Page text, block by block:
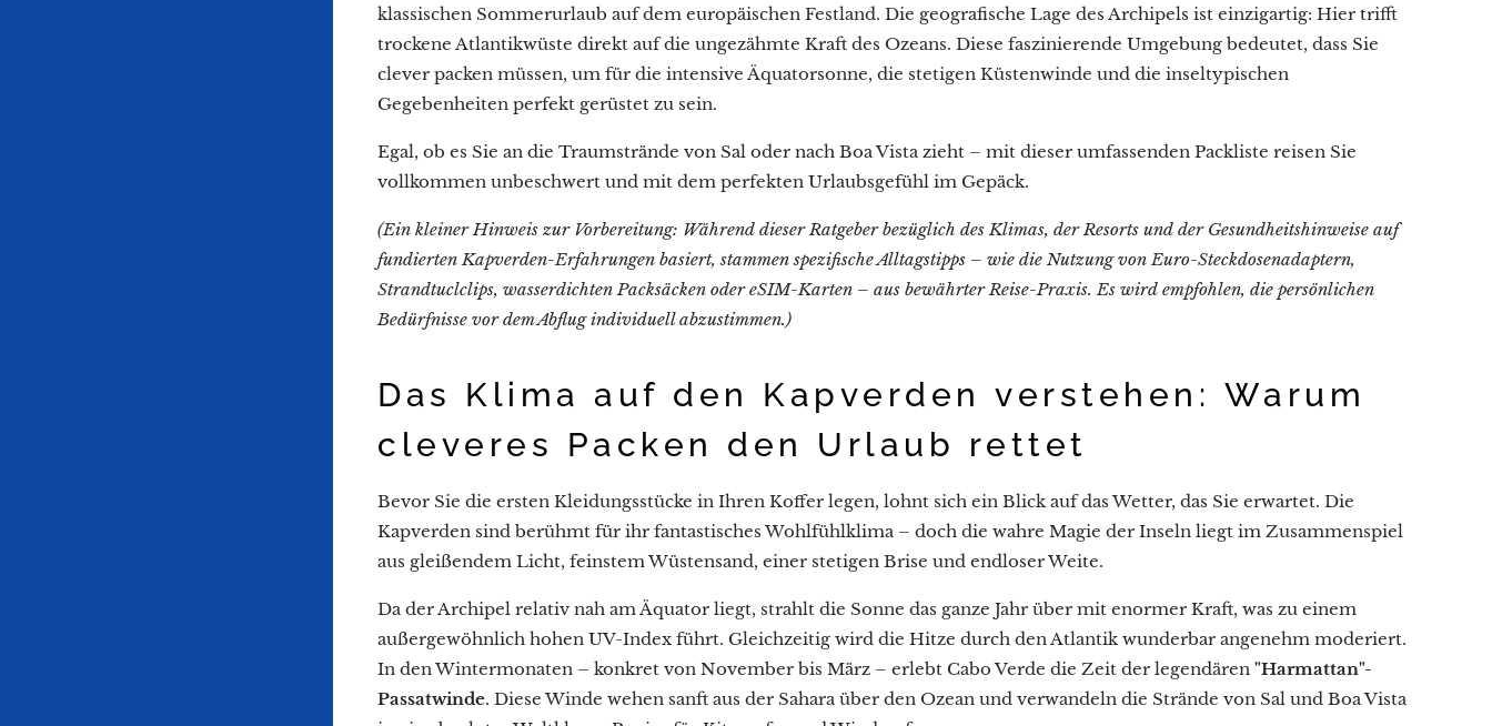
klassischen Sommerurlaub auf dem europäischen Festland. Die geografische Lage des Archipels ist einzigartig: Hier trifft
trockene Atlantikwüste direkt auf die ungezähmte Kraft des Ozeans. Diese faszinierende Umgebung bedeutet, dass Sie
clever packen müssen, um für die intensive Äquatorsonne, die stetigen Küstenwinde und die inseltypischen
Gegebenheiten perfekt gerüstet zu sein.
Egal, ob es Sie an die Traumstrände von Sal oder nach Boa Vista zieht – mit dieser umfassenden Packliste reisen Sie
vollkommen unbeschwert und mit dem perfekten Urlaubsgefühl im Gepäck.
(Ein kleiner Hinweis zur Vorbereitung: Während dieser Ratgeber bezüglich des Klimas, der Resorts und der Gesundheitshinweise auf
fundierten Kapverden-Erfahrungen basiert, stammen spezifische Alltagstipps – wie die Nutzung von Euro-Steckdosenadaptern,
Strandtuclclips, wasserdichten Packsäcken oder eSIM-Karten – aus bewährter Reise-Praxis. Es wird empfohlen, die persönlichen
Bedürfnisse vor dem Abflug individuell abzustimmen.)
Das Klima auf den Kapverden verstehen: Warum
cleveres Packen den Urlaub rettet
Bevor Sie die ersten Kleidungsstücke in Ihren Koffer legen, lohnt sich ein Blick auf das Wetter, das Sie erwartet. Die
Kapverden sind berühmt für ihr fantastisches Wohlfühlklima – doch die wahre Magie der Inseln liegt im Zusammenspiel
aus gleißendem Licht, feinstem Wüstensand, einer stetigen Brise und endloser Weite.
Da der Archipel relativ nah am Äquator liegt, strahlt die Sonne das ganze Jahr über mit enormer Kraft, was zu einem
außergewöhnlich hohen UV-Index führt. Gleichzeitig wird die Hitze durch den Atlantik wunderbar angenehm moderiert.
In den Wintermonaten – konkret von November bis März – erlebt Cabo Verde die Zeit der legendären "Harmattan"-
Passatwinde. Diese Winde wehen sanft aus der Sahara über den Ozean und verwandeln die Strände von Sal und Boa Vista